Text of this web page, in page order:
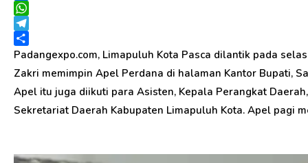
Facebook
WhatsApp
Telegram
Share
Padangexpo.com, Limapuluh Kota Pasca dilantik pada
Zakri memimpin Apel Perdana di halaman Kantor Bupati,
Apel itu juga diikuti para Asisten, Kepala Perangkat
Sekretariat Daerah Kabupaten Limapuluh Kota. Apel pagi